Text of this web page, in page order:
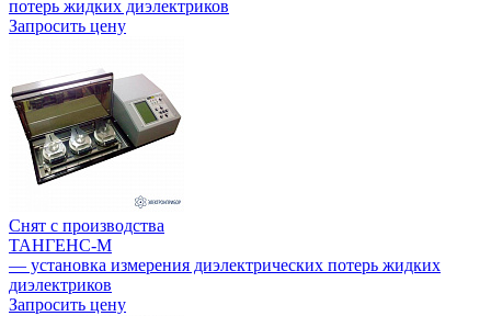
потерь жидких диэлектриков
Запросить цену
Снят с производства
ТАНГЕНС-М
— установка измерения диэлектрических потерь жидких
диэлектриков
Запросить цену